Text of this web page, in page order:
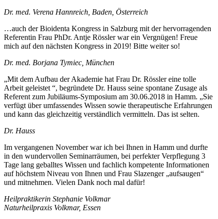
Dr. med. Verena Hannreich, Baden, Österreich
…auch der Bioidenta Kongress in Salzburg mit der hervorragenden
Referentin Frau PhDr. Antje Rössler war ein Vergnügen! Freue
mich auf den nächsten Kongress in 2019! Bitte weiter so!
Dr. med. Borjana Tymiec, München
„Mit dem Aufbau der Akademie hat Frau Dr. Rössler eine tolle
Arbeit geleistet “, begründete Dr. Hauss seine spontane Zusage als
Referent zum Jubiläums-Symposium am 30.06.2018 in Hamm. „Sie
verfügt über umfassendes Wissen sowie therapeutische Erfahrungen
und kann das gleichzeitig verständlich vermitteln. Das ist selten.
Dr. Hauss
Im vergangenen November war ich bei Ihnen in Hamm und durfte
in den wundervollen Seminarräumen, bei perfekter Verpflegung 3
Tage lang geballtes Wissen und fachlich kompetente Informationen
auf höchstem Niveau von Ihnen und Frau Slazenger „aufsaugen“
und mitnehmen. Vielen Dank noch mal dafür!
Heilpraktikerin Stephanie Volkmar
Naturheilpraxis Volkmar, Essen